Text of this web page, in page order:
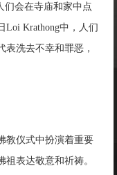
们会在寺庙和家中点
Loi Krathong中，人们
洗去不幸和罪恶，
教仪式中扮演着重要
表达敬意和祈祷。